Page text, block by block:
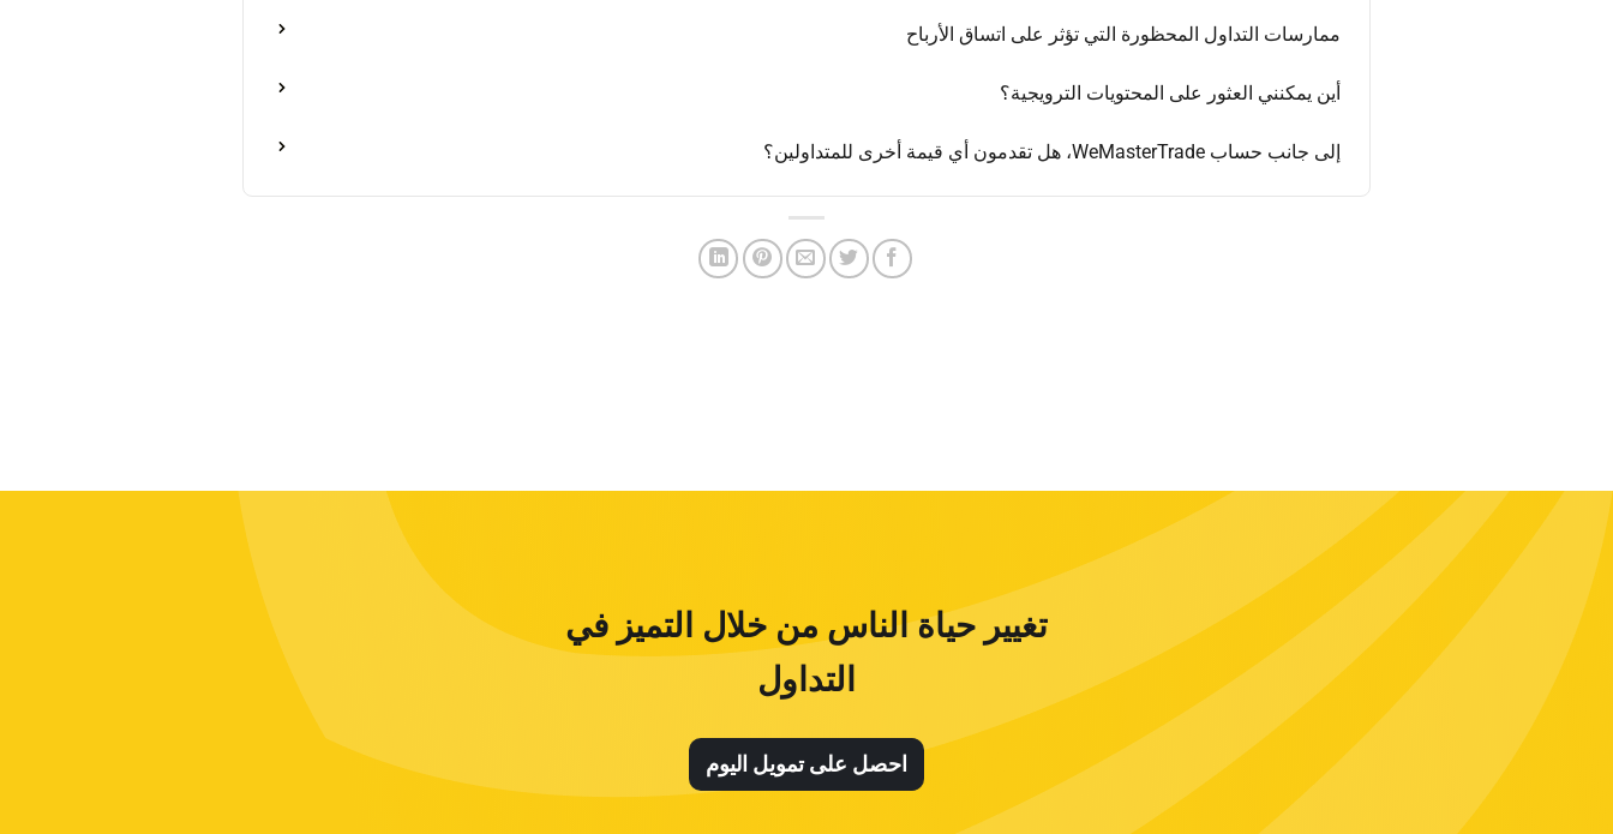
ممارسات التداول المحظورة التي تؤثر على اتساق الأرباح
أين يمكنني العثور على المحتويات الترويجية؟
إلى جانب حساب WeMasterTrade، هل تقدمون أي قيمة أخرى للمتداولين؟
تغيير حياة الناس من خلال التميز في
التداول
احصل على تمويل اليوم